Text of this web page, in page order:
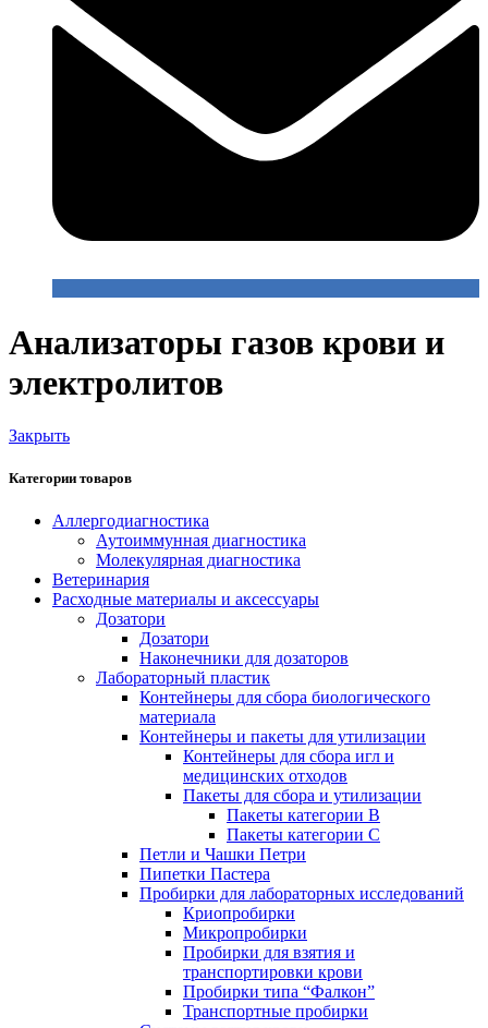
Анализаторы газов крови и
электролитов
Закрыть
Категории товаров
Аллергодиагностика
Аутоиммунная диагностика
Молекулярная диагностика
Ветеринария
Расходные материалы и аксессуары
Дозатори
Дозатори
Наконечники для дозаторов
Лабораторный пластик
Контейнеры для сбора биологического
материала
Контейнеры и пакеты для утилизации
Контейнеры для сбора игл и
медицинских отходов
Пакеты для сбора и утилизации
Пакеты категории B
Пакеты категории C
Петли и Чашки Петри
Пипетки Пастера
Пробирки для лабораторных исследований
Криопробирки
Микропробирки
Пробирки для взятия и
транспортировки крови
Пробирки типа “Фалкон”
Транспортные пробирки